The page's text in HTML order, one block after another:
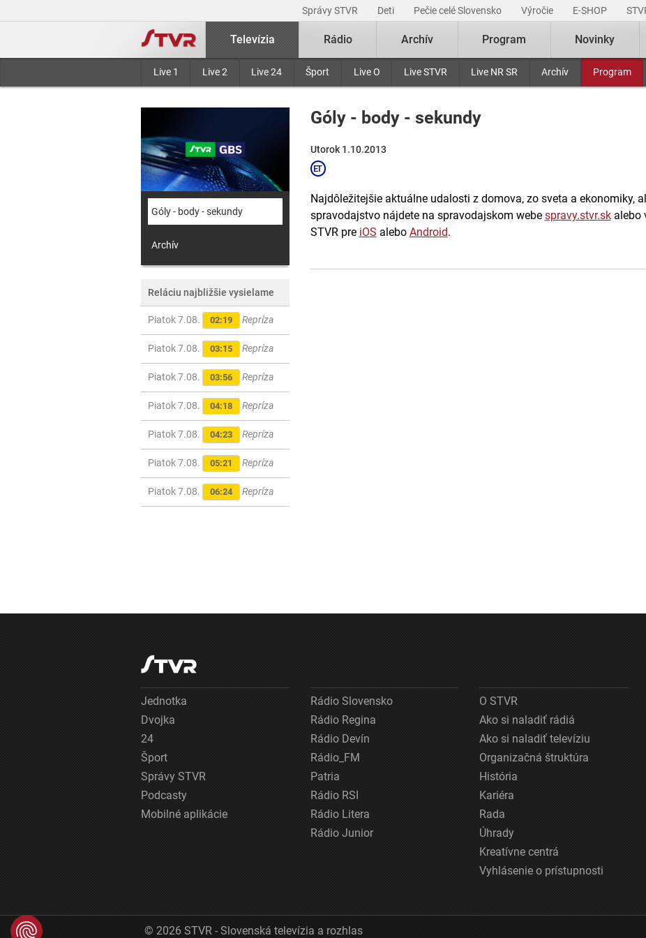
Správy STVR Deti Pečie celé Slovensko Výročie E-SHOP
Televízia
Live 1 Live 2 Live 24 Šport Live O Live STVR Live NR SR Archív Program
Rádio Archív Program Novinky
Góly - body - sekundy
Archív
Reláciu najbližšie vysielame
Piatok 7.08. 02:19 Repríza
Piatok 7.08. 03:15 Repríza
Piatok 7.08. 03:56 Repríza
Piatok 7.08. 04:18 Repríza
Piatok 7.08. 04:23 Repríza
Piatok 7.08. 05:21 Repríza
Piatok 7.08. 06:24 Repríza
Góly - body - sekundy
Utorok 1.10.2013
Najdôležitejšie aktuálne udalosti z domova, zo sveta a ekonomiky,
spravodajstvo nájdete na spravodajskom webe spravy.stvr.skalebo
STVR pre iOS alebo Android.
Jednotka
Dvojka
24
Šport
Správy STVR
Podcasty
Mobilné aplikácie
Rádio Slovensko
Rádio Regina
Rádio Devín
Rádio_FM
Patria
Rádio RSI
Rádio Litera
Rádio Junior
O STVR
Ako si naladiť rádiá
Ako si naladiť televíziu
Organizačná štruktúra
História
Kariéra
Rada
Úhrady
Kreatívne centrá
Vyhlásenie o prístupnosti
© 2026 STVR - Slovenská televízia a rozhlas